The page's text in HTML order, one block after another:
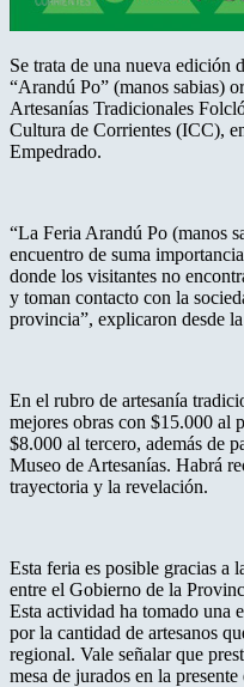
Se trata de una nueva edición
“Arandú Po” (manos sabias)
Artesanías Tradicionales
Cultura de Corrientes (ICC),
Empedrado.
“La Feria Arandú Po (manos
encuentro de suma
donde los visitantes no
y toman contacto con la
provincia”, explicaron desde
En el rubro de artesanía
mejores obras con $15.000 al
$8.000 al tercero, además de
Museo de Artesanías. Habrá
trayectoria y la revelación.
Esta feria es posible gracias a
entre el Gobierno de la
Esta actividad ha tomado una
por la cantidad de artesanos
regional. Vale señalar que
mesa de jurados en la